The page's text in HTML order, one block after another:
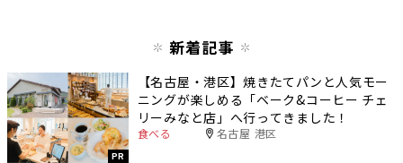
新着記事
PR
【名古屋・港区】焼きたてパンと人気モー
ニングが楽しめる「ベーク&コーヒー チェ
リーみなと店」へ行ってきました！
食べる 名古屋 港区